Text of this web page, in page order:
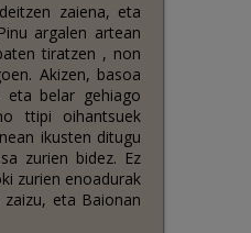
zaiena, eta
argalen artean
tiratzen , non
Akizen, basoa
belar gehiago
ttipi oihantsuek
ikusten ditugu
zurien bidez. Ez
zurien enoadurak
eta Baionan